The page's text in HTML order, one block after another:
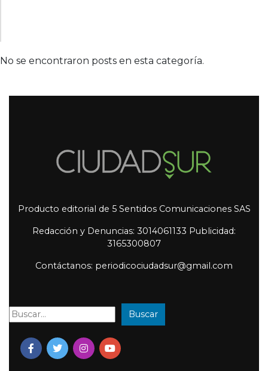
No se encontraron posts en esta categoría.
Producto editorial de 5 Sentidos Comunicaciones SAS
Redacción y Denuncias: 3014061133 Publicidad:
3165300807
Contáctanos: periodicociudadsur@gmail.com
Buscar: Buscar